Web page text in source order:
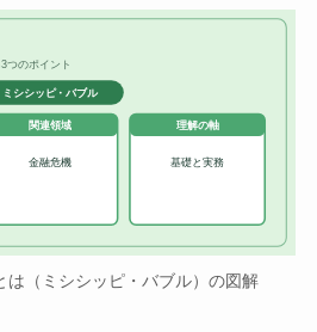
つのポイント
ミシシッピ・バブル
関連領域
金融危機
理解の軸
基礎と実務
は（ミシシッピ・バブル）の図解